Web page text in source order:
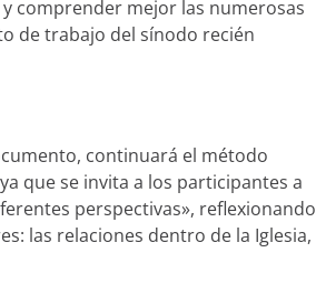
comprender mejor las numerosas
de trabajo del sínodo recién
continuará el método
que se invita a los participantes a
perspectivas», reflexionando
las relaciones dentro de la Iglesia,